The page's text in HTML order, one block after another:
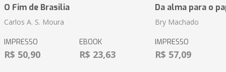
O Fim de Brasilia
Carlos A. S. Moura
IMPRESSO
R$ 50,90
EBOOK
R$ 23,63
Da alma para o
Bry Machado
IMPRESSO
R$ 57,09